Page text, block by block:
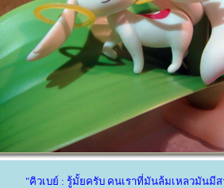
"คิวเบย์ : รู้มั้ยครับ คนเราที่มันล้มเหลวมันมีส